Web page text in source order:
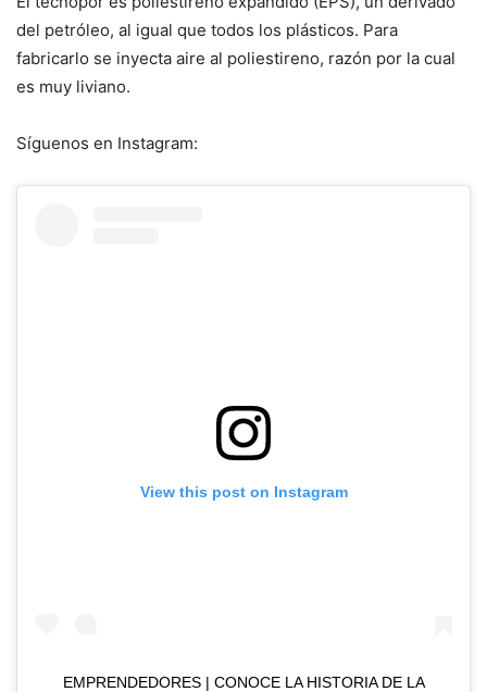
del petróleo, al igual que todos los plásticos. Para
fabricarlo se inyecta aire al poliestireno, razón por la cual
es muy liviano.
Síguenos en Instagram:
View this post on Instagram
EMPRENDEDORES | CONOCE LA HISTORIA DE LA